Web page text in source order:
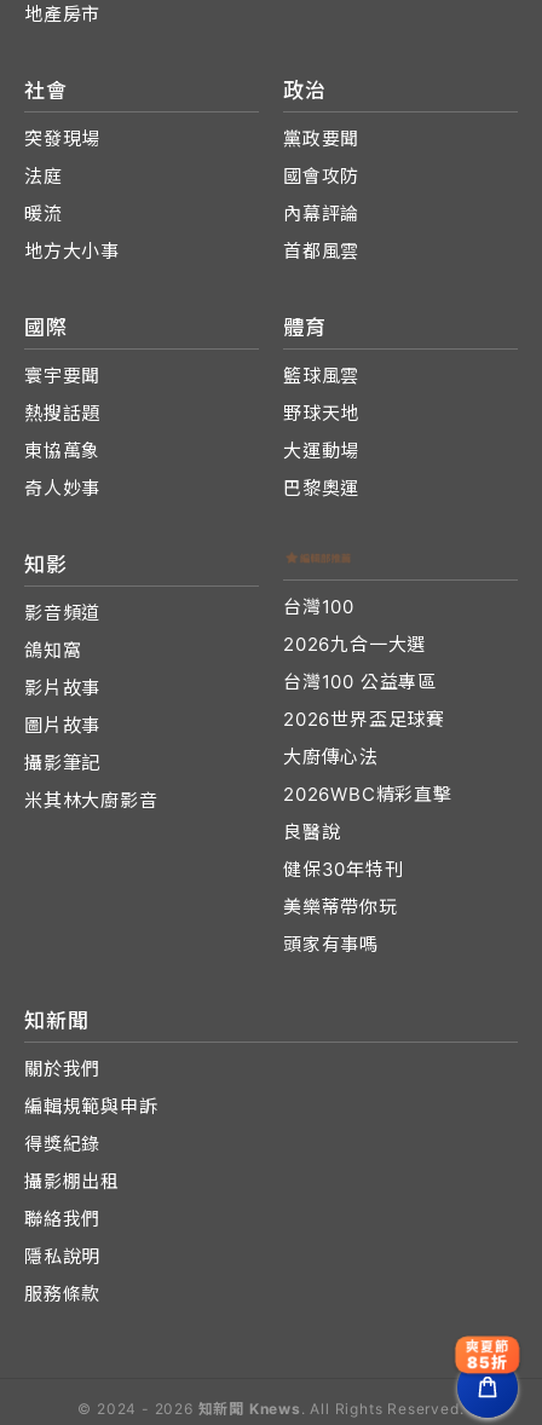
地產房市
社會
突發現場
法庭
暖流
地方大小事
政治
黨政要聞
國會攻防
內幕評論
首都風雲
國際
寰宇要聞
熱搜話題
東協萬象
奇人妙事
體育
籃球風雲
野球天地
大運動場
巴黎奧運
知影
影音頻道
鴿知窩
影片故事
圖片故事
攝影筆記
米其林大廚影音
台灣100
2026九合一大選
台灣100 公益專區
2026世界盃足球賽
大廚傳心法
2026WBC精彩直擊
良醫說
健保30年特刊
美樂蒂帶你玩
頭家有事嗎
知新聞
關於我們
編輯規範與申訴
得獎紀錄
攝影棚出租
聯絡我們
隱私說明
服務條款
© 2024 - 2026 知新聞 Knews . All Rights Reserved.
爽夏節
85折